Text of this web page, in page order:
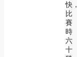
快，
比
賽
時
六
十